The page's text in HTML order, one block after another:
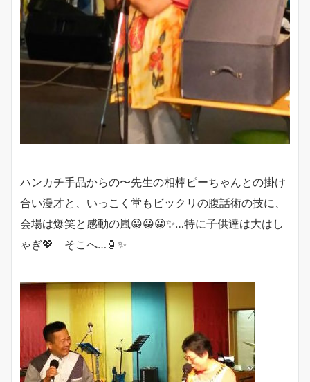
ハンカチ手品からの〜先生の相棒ピーちゃんとの掛け
合い漫才と、いっこく堂もビックリの腹話術の技に、
会場は爆笑と感動の嵐😀😀😀✨…特に子供達は大はし
ゃぎ💖 そこへ…🏮✨